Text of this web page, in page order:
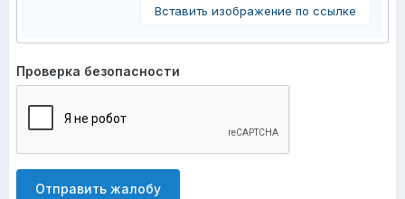
Вставить изображение по ссылке
Проверка безопасности
Отправить жалобу